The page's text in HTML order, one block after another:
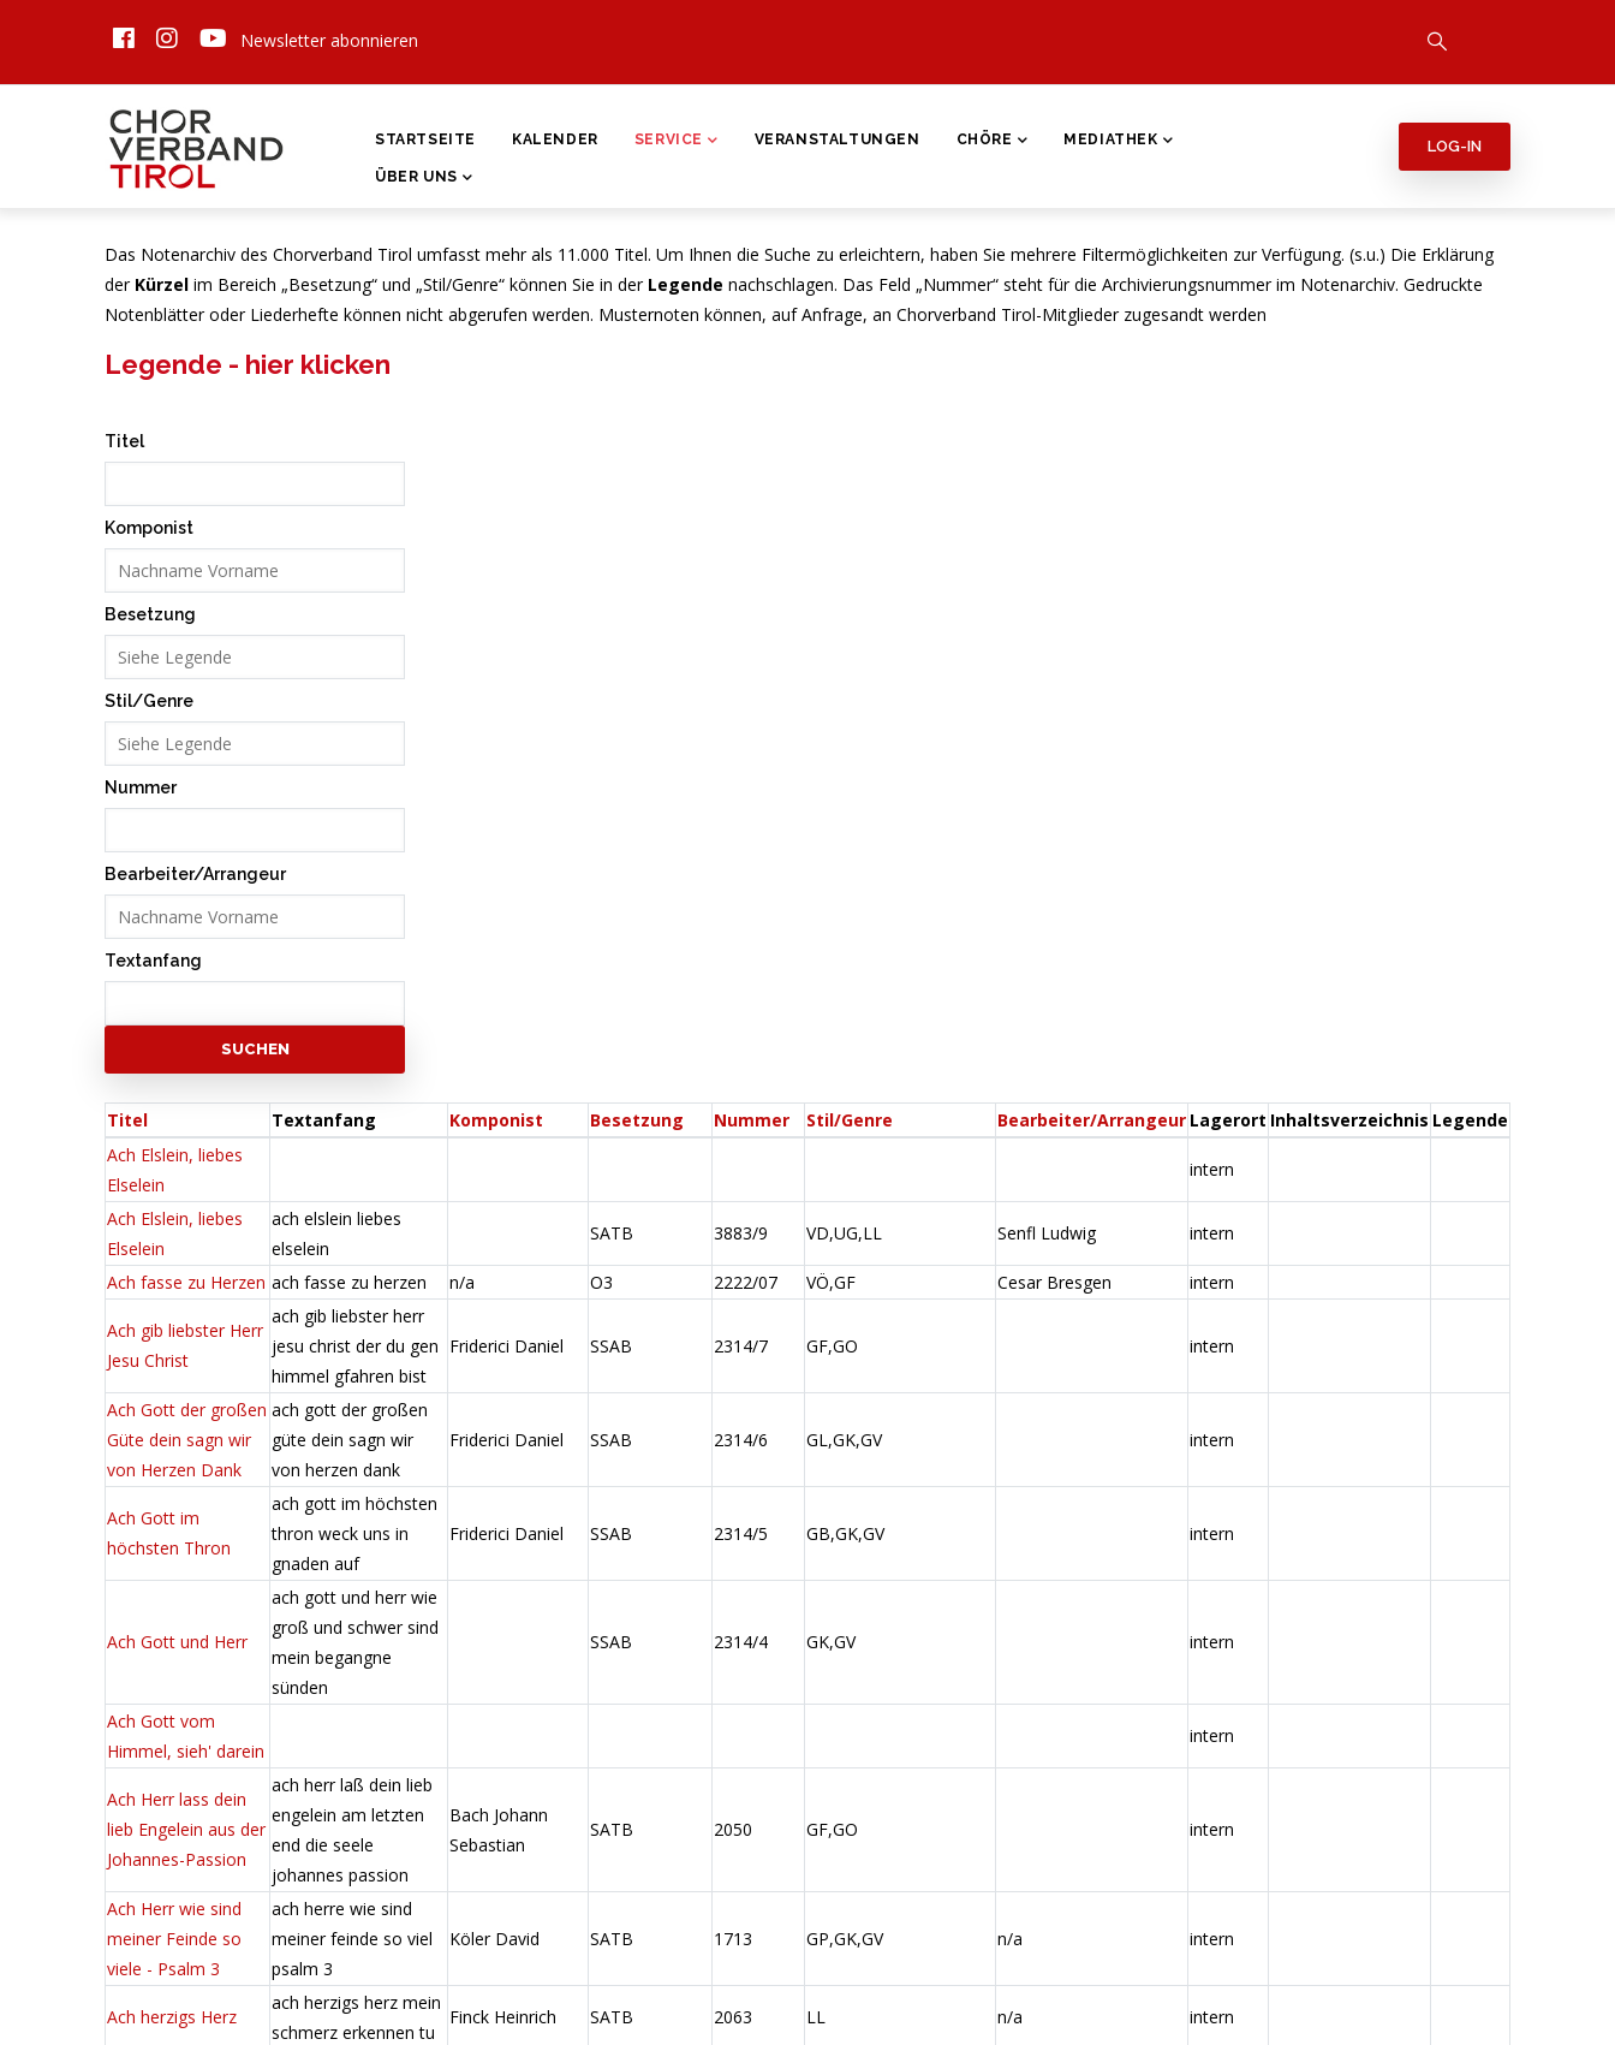
Newsletter abonnieren
HAUPTNAVIGATION
STARTSEITE KALENDER SERVICE VERANSTALTUNGEN CHÖRE MEDIATHEK
ÜBER UNS
LOG-IN
Das Notenarchiv des Chorverband Tirol umfasst mehr als 11.000 Titel. Um Ihnen die Suche zu erleichtern, haben Sie mehrere Filtermöglichkeiten zur Verfügung. (s.u.) Die Erklärung
derKürzel im Bereich „Besetzung“ und „Stil/Genre“ können Sie in der Legende nachschlagen. Das Feld „Nummer“ steht für die Archivierungsnummer im Notenarchiv. Gedruckte
Notenblätter oder Liederhefte können nicht abgerufen werden. Musternoten können, auf Anfrage, an Chorverband Tirol-Mitglieder zugesandt werden
Legende - hier klicken
Titel
Komponist
Besetzung
Stil/Genre
Nummer
Bearbeiter/Arrangeur
Textanfang
Titel Textanfang Komponist Besetzung Nummer Stil/Genre Bearbeiter/Arrangeur Lagerort Inhaltsverzeichnis Legende
Ach Elslein, liebes
Elselein
intern
Ach Elslein, liebes
Elselein
ach elslein liebes
elselein
SATB 3883/9 VD,UG,LL Senfl Ludwig intern
Ach fasse zu Herzen ach fasse zu herzen n/a O3 2222/07 VÖ,GF Cesar Bresgen intern
Ach gib liebster Herr
Jesu Christ
ach gib liebster herr
jesu christ der du gen
himmel gfahren bist
Friderici Daniel SSAB 2314/7 GF,GO intern
Ach Gott der großen
Güte dein sagn wir
von Herzen Dank
ach gott der großen
güte dein sagn wir
von herzen dank
Friderici Daniel SSAB 2314/6 GL,GK,GV intern
Ach Gott im
höchsten Thron
ach gott im höchsten
thron weck uns in
gnaden auf
Friderici Daniel SSAB 2314/5 GB,GK,GV intern
Ach Gott und Herr
ach gott und herr wie
groß und schwer sind
mein begangne
sünden
SSAB 2314/4 GK,GV intern
Ach Gott vom
Himmel, sieh' darein
intern
Ach Herr lass dein
lieb Engelein aus der
Johannes-Passion
ach herr laß dein lieb
engelein am letzten
end die seele
johannes passion
Bach Johann
Sebastian
SATB 2050 GF,GO intern
Ach Herr wie sind
meiner Feinde so
viele - Psalm 3
ach herre wie sind
meiner feinde so viel
psalm 3
Köler David SATB 1713 GP,GK,GV n/a intern
Ach herzigs Herz
ach herzigs herz mein
schmerz erkennen tu
Finck Heinrich SATB 2063 LL n/a intern